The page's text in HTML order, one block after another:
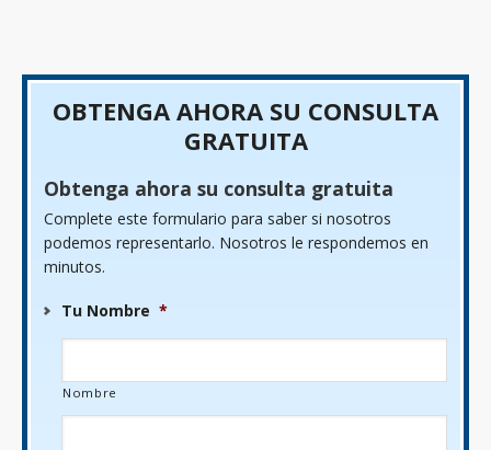
OBTENGA AHORA SU CONSULTA
GRATUITA
Obtenga ahora su consulta gratuita
Complete este formulario para saber si nosotros
podemos representarlo. Nosotros le respondemos en
minutos.
Tu Nombre *
Nombre